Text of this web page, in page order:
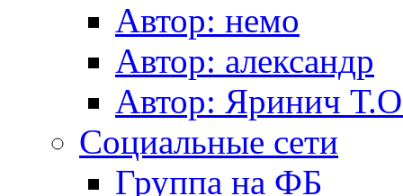
Автор: немo
Автор: александр
Автор: Яринич
Социальные сети
Группа на ФБ